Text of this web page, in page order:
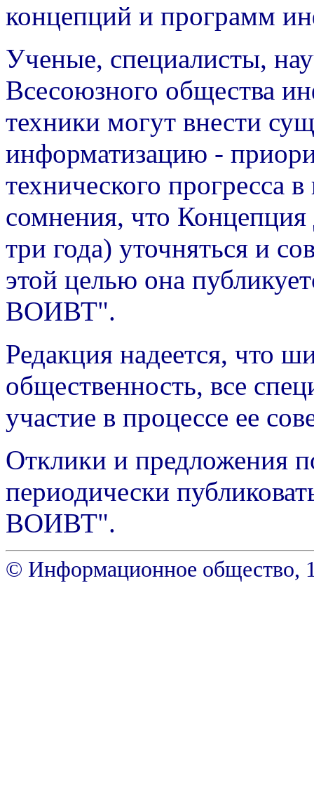
концепций и программ
Ученые, специалисты,
Всесоюзного общества
техники могут внести
информатизацию -
технического прогресса
сомнения, что
три года) уточняться и
этой целью она
ВОИВТ".
Редакция надеется, что
общественность, все
участие в процессе ее
Отклики и предложения
периодически
ВОИВТ".
© Информационное общество,